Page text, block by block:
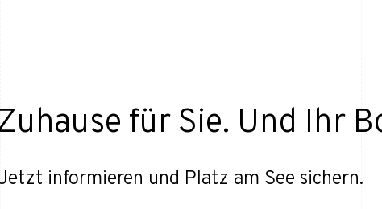
für Sie. Und Ihr
informieren und Platz am See sichern.